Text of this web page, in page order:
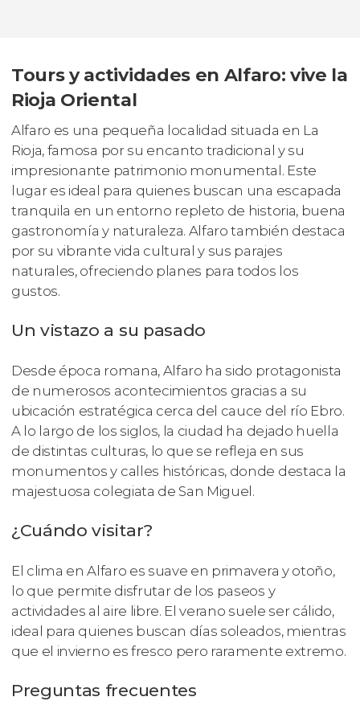
Tours y actividades en Alfaro: vive la
Rioja Oriental
Alfaro es una pequeña localidad situada en La
Rioja, famosa por su encanto tradicional y su
impresionante patrimonio monumental. Este
lugar es ideal para quienes buscan una escapada
tranquila en un entorno repleto de historia, buena
gastronomía y naturaleza. Alfaro también destaca
por su vibrante vida cultural y sus parajes
naturales, ofreciendo planes para todos los
gustos.
Un vistazo a su pasado
Desde época romana, Alfaro ha sido protagonista
de numerosos acontecimientos gracias a su
ubicación estratégica cerca del cauce del río Ebro.
A lo largo de los siglos, la ciudad ha dejado huella
de distintas culturas, lo que se refleja en sus
monumentos y calles históricas, donde destaca la
majestuosa colegiata de San Miguel.
¿Cuándo visitar?
El clima en Alfaro es suave en primavera y otoño,
lo que permite disfrutar de los paseos y
actividades al aire libre. El verano suele ser cálido,
ideal para quienes buscan días soleados, mientras
que el invierno es fresco pero raramente extremo.
Preguntas frecuentes